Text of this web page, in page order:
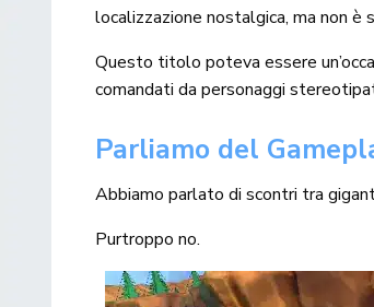
localizzazione nostalgica, ma non è
Questo titolo poteva essere
comandati da personaggi
Parliamo del
Abbiamo parlato di scontri tra
Purtroppo no.